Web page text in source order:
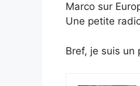
Marco sur
Une petite
Bref, je suis un